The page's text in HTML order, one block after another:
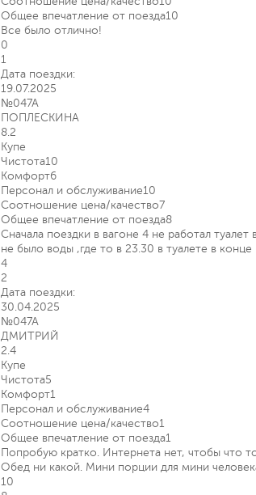
Общее впечатление от поезда10
Все было отлично!
0
1
Дата поездки:
19.07.2025
№047А
ПОПЛЕСКИНА
8.2
Купе
Чистота10
Комфорт6
Персонал и обслуживание10
Соотношение цена/качество7
Общее впечатление от поезда8
Сначала поездки в вагоне 4 не работал
не было воды ,где то в 23.30 в туалете в
4
2
Дата поездки:
30.04.2025
№047А
ДМИТРИЙ
2.4
Купе
Чистота5
Комфорт1
Персонал и обслуживание4
Соотношение цена/качество1
Общее впечатление от поезда1
Попробую кратко. Интернета нет, чтобы что
Обед ни какой. Мини порции для мини
10